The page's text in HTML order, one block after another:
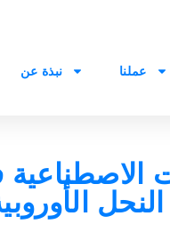
نبذة عن عملنا
النحل